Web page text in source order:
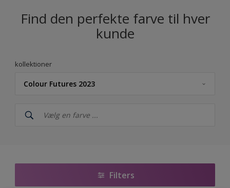
Find den perfekte farve til hver
kunde
kollektioner
Colour Futures 2023
Nordsjö
Filters